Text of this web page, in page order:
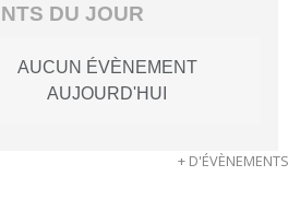
DU JOUR
AUCUN ÉVÈNEMENT
AUJOURD'HUI
+ D'ÉVÈNEMENTS